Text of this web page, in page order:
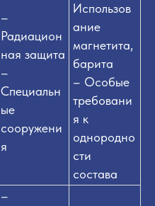
–
Радиацион
ная защита
–
Специальн
ые
сооружени
я
Использов
ание
магнетита,
барита
– Особые
требовани
я к
однородно
сти
состава
–